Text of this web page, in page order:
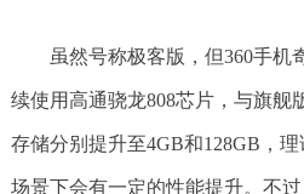
虽然号称极客版，但360手机
续使用高通骁龙808芯片，与旗舰
存储分别提升至4GB和128GB，
场景下会有一定的性能提升。不